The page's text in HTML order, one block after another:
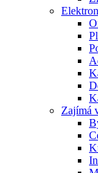
Zajímá